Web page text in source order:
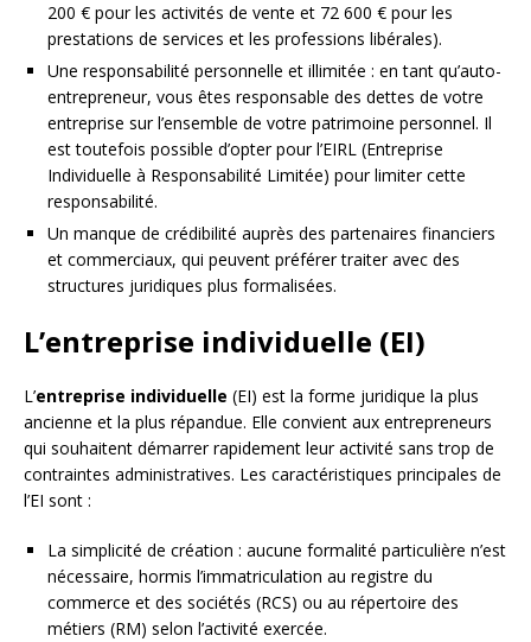
200 € pour les activités de vente et 72 600 € pour les
prestations de services et les professions libérales).
Une responsabilité personnelle et illimitée : en tant qu’auto-
entrepreneur, vous êtes responsable des dettes de votre
entreprise sur l’ensemble de votre patrimoine personnel. Il
est toutefois possible d’opter pour l’EIRL (Entreprise
Individuelle à Responsabilité Limitée) pour limiter cette
responsabilité.
Un manque de crédibilité auprès des partenaires financiers
et commerciaux, qui peuvent préférer traiter avec des
structures juridiques plus formalisées.
L’entreprise individuelle (EI)
L’entreprise individuelle (EI) est la forme juridique la plus
ancienne et la plus répandue. Elle convient aux entrepreneurs
qui souhaitent démarrer rapidement leur activité sans trop de
contraintes administratives. Les caractéristiques principales de
l’EI sont :
La simplicité de création : aucune formalité particulière n’est
nécessaire, hormis l’immatriculation au registre du
commerce et des sociétés (RCS) ou au répertoire des
métiers (RM) selon l’activité exercée.